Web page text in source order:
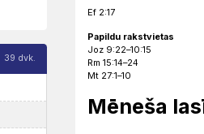
39 dvk.
Ef 2:17
Papildu rakstvietas
Joz 9:22–10:15
Rm 15:14–24
Mt 27:1–10
Mēneša